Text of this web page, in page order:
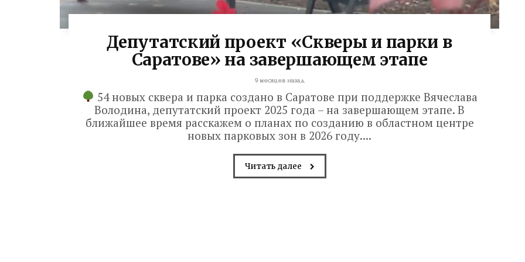
Депутатский проект «Скверы и парки в
Саратове» на завершающем этапе
9 месяцев назад
54 новых сквера и парка создано в Саратове при поддержке Вячеслава
Володина, депутатский проект 2025 года – на завершающем этапе. В
ближайшее время расскажем о планах по созданию в областном центре
новых парковых зон в 2026 году....
Читать далее